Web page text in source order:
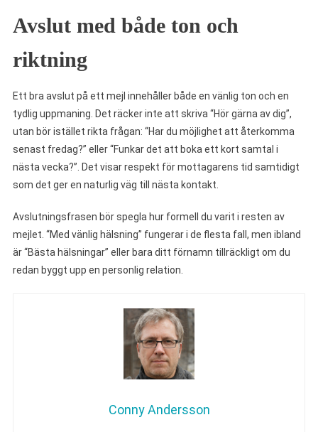
Avslut med både ton och
riktning
Ett bra avslut på ett mejl innehåller både en vänlig ton och en
tydlig uppmaning. Det räcker inte att skriva “Hör gärna av dig”,
utan bör istället rikta frågan: “Har du möjlighet att återkomma
senast fredag?” eller “Funkar det att boka ett kort samtal i
nästa vecka?”. Det visar respekt för mottagarens tid samtidigt
som det ger en naturlig väg till nästa kontakt.
Avslutningsfrasen bör spegla hur formell du varit i resten av
mejlet. “Med vänlig hälsning” fungerar i de flesta fall, men ibland
är “Bästa hälsningar” eller bara ditt förnamn tillräckligt om du
redan byggt upp en personlig relation.
Conny Andersson